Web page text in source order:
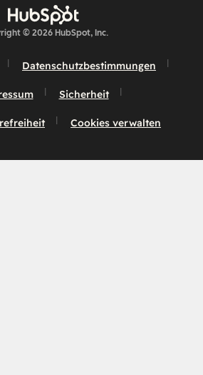
© 2026 HubSpot, Inc.
Datenschutzbestimmungen
Sicherheit
Cookies verwalten